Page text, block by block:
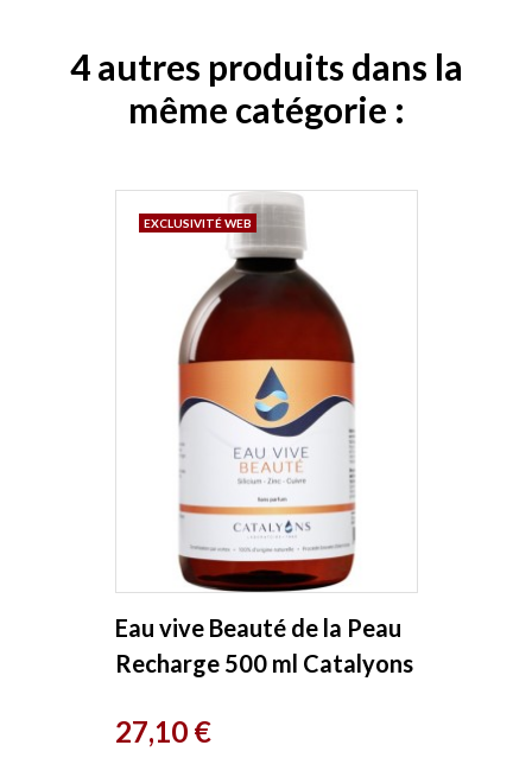
4 autres produits dans la
même catégorie :
Eau vive Beauté de la Peau
Recharge 500 ml Catalyons
Prix
27,10 €
EXCLUSIVITÉ WEB